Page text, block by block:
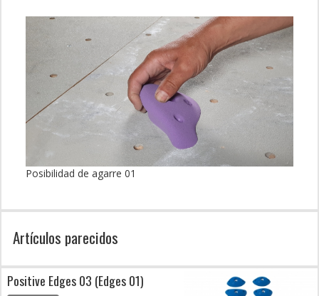
Posibilidad de agarre 01
Artículos parecidos
Positive Edges 03 (Edges 01)